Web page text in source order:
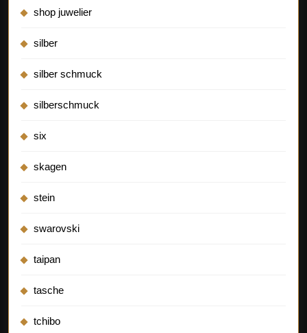
shop juwelier
silber
silber schmuck
silberschmuck
six
skagen
stein
swarovski
taipan
tasche
tchibo